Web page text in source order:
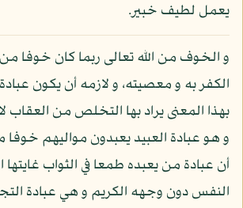
يعمل لطيف خبير.
و الخوف من الله تعالى ربما كان خوفا
الكفر به و معصيته، و لازمه أن يكون
بهذا المعنى يراد بها التخلص من العقاب
و هو عبادة العبيد يعبدون مواليهم
أن عبادة من يعبده طمعا في الثواب غايتها
النفس دون وجهه الكريم و هي عبادة